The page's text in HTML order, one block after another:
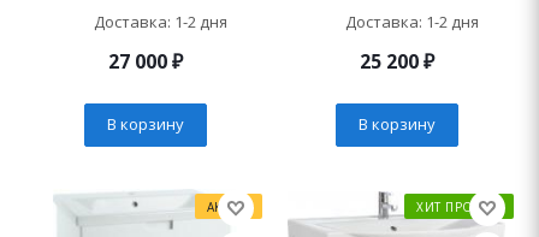
Доставка: 1-2 дня
27 000₽
В корзину
Доставка: 1-2 дня
25 200₽
В корзину
АКЦИЯ ХИТ ПРОДАЖ